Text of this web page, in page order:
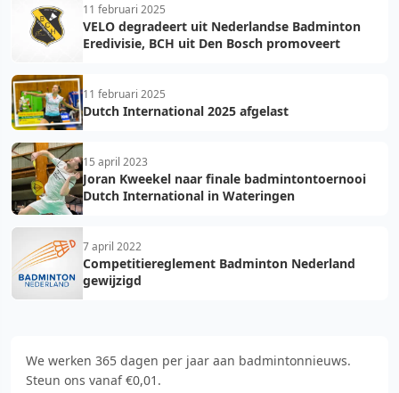
11 februari 2025
VELO degradeert uit Nederlandse Badminton
Eredivisie, BCH uit Den Bosch promoveert
11 februari 2025
Dutch International 2025 afgelast
15 april 2023
Joran Kweekel naar finale badmintontoernooi
Dutch International in Wateringen
7 april 2022
Competitiereglement Badminton Nederland
gewijzigd
We werken 365 dagen per jaar aan badmintonnieuws.
Steun ons vanaf €0,01.